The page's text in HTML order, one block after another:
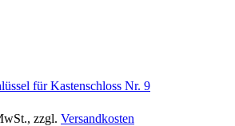
für Kastenschloss Nr. 9
, zzgl. Versandkosten